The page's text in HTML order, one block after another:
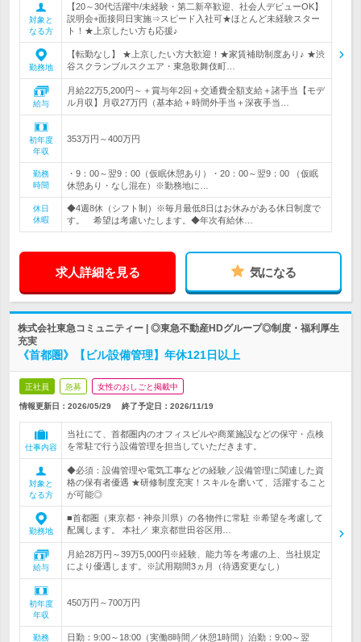
対象と
なる方
【20～30代活躍中/未経験・第二新卒歓迎、社会人デビューOK】
説明会+面接同日実施⇒スピード入社可★ほとんど未経験スター
ト！★上京したい方も応援♪
勤務地
【転勤なし】 ★上京したい方大歓迎！★家賃補助制度あり♪ ★渋
谷スクランブルスクエア・東急歌舞伎町…
給与
月給22万5,200円～＋賞与年2回＋交通費全額支給＋諸手当【モデ
ル月収】月収27万円（基本給＋時間外手当＋深夜手当…
初年度
年収
353万円～400万円
勤務
時間
・9：00～翌9：00（仮眠休憩あり）・20：00～翌9：00 （仮眠
休憩あり・なし混在）※勤務地に…
休日
休暇
◆4週8休（シフト制）※毎月最低8日はお休みがある休日制度で
す。 希望は考慮いたします。◆年次有給休…
求人詳細を見る 気になる
株式会社東急コミュニティー | ◎東急不動産HDグループ◎制度・福利厚生
充実
《首都圏》【ビル設備管理】年休121日以上
正社員 急募 女性のおしごと掲載中
情報更新日：2026/05/29 終了予定日： 2026/11/19
仕事内容
当社にて、首都圏内のオフィスビルや商業施設などの保守・点検
を常駐で行う設備管理を担当していただきます。
対象と
なる方
◆必須：設備管理や電気工事などの経験／設備管理に関連した資
格の保有者優遇 ★研修制度充実！スキルを磨いて、活躍すること
が可能◎
勤務地
■首都圏（東京都・神奈川県）の各物件に常駐 ※希望を考慮して
配属します。 本社／ 東京都世田谷区用…
給与
月給28万円～39万5,000円※経験、能力等を考慮の上、当社規定
により優遇します。※試用期間3ヵ月（待遇変更なし）
初年度
年収
450万円～700万円
勤務 日勤：9:00～18:00（実働8時間／休憩1時間）泊勤：9:00～翌